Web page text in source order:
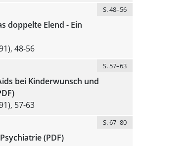
S. 48–56
doppelte Elend - Ein
48-56
S. 57–63
bei Kinderwunsch und
57-63
S. 67–80
(PDF)